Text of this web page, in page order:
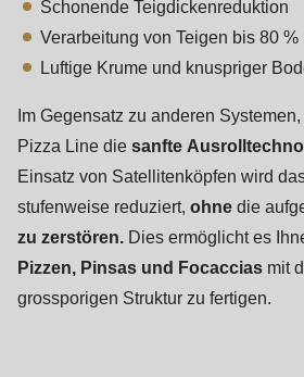
null
to
parameter
($string)
of
type
string
is
deprecated
in
Schonende Teigdickenreduktion
Verarbeitung von Teigen bis 80 %
Luftige Krume und knuspriger
Im Gegensatz zu anderen
Pizza Line die sanfte
Einsatz von Satellitenköpfen wird
stufenweise reduziert, ohne die
zu zerstören. Dies ermöglicht es
Pizzen, Pinsas und Focaccias mit
grossporigen Struktur zu fertigen.